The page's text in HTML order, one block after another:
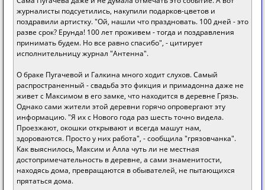
журналисты подсуетились, накупили подарков-цветов и
поздравили артистку. "Ой, нашли что праздновать. 100 дней - это
разве срок? Ерунда! 100 лет проживем - тогда и поздравления
принимать будем. Но все равно спасибо", - цитирует
исполнительницу журнал "Антенна".
О браке Пугачевой и Галкина много ходит слухов. Самый
распространенный - свадьба это фикция и примадонна даже не
живет с Максимом в его замке, что находится в деревне Грязь.
Однако сами жители этой деревни горячо опровергают эту
информацию. "Я их с Нового года раз шесть точно видела.
Проезжают, окошки открывают и всегда машут нам,
здороваются. Просто у них работа", - сообщила "грязовчанка".
Как выяснилось, Максим и Алла чуть ли не местная
достопримечательность в деревне, а сами знаменитости,
находясь дома, превращаются в обывателей, не пытающихся
прятаться дома.